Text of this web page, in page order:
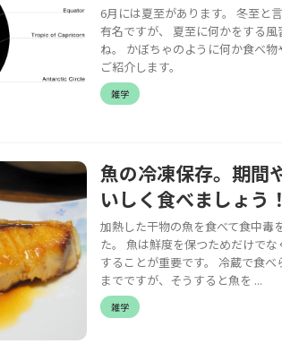
6月には夏至があります。 冬至と
有名ですが、 夏至に何かをする
ね。 かぼちゃのように何か食べ
ご紹介します。
雑学
魚の冷凍保存。期間
いしく食べましょう！
加熱した干物の魚を食べて食中毒
た。 魚は鮮度を保つためだけで
することが重要です。 冷蔵で食
までですが、そうすると魚を ...
雑学